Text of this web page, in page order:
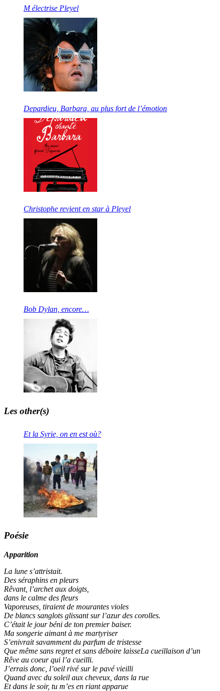
M électrise Pleyel
Depardieu, Barbara, au plus fort de l’émotion
Christophe revient en star à Pleyel
Bob Dylan, encore…
Les other(s)
Et la Syrie, on en est où?
Poésie
Apparition
La lune s’attristait.
Des séraphins en pleurs
Rêvant, l’archet aux doigts,
dans le calme des fleurs
Vaporeuses, tiraient de mourantes violes
De blancs sanglots glissant sur l’azur des corolles.
C’était le jour béni de ton premier baiser.
Ma songerie aimant à me martyriser
S’enivrait savamment du parfum de tristesse
Que même sans regret et sans déboire laisseLa cueillaison d’un
Rêve au coeur qui l’a cueilli.
J’errais donc, l’oeil rivé sur le pavé vieilli
Quand avec du soleil aux cheveux, dans la rue
Et dans le soir, tu m’es en riant apparue